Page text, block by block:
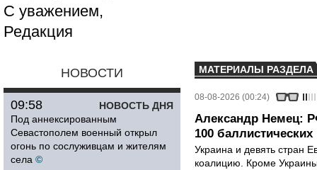
С уважением,
Редакция
НОВОСТИ
НОВОСТЬ ДНЯ
09:58
Под аннексированным
Севастополем военный открыл
огонь по сослуживцам и жителям
села ©
МАТЕРИАЛЫ РАЗДЕЛА
08-08-2026 (00:24)
Александр Немец:
100 баллистических
Украина и девять стран
коалицию. Кроме